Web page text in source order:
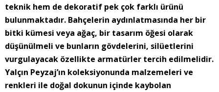
teknik hem de dekoratif pek çok farklı ürünü
bulunmaktadır. Bahçelerin aydınlatmasında her bir
bitki kümesi veya ağaç, bir tasarım öğesi olarak
düşünülmeli ve bunların gövdelerini, silüetlerini
vurgulayacak özellikte armatürler tercih edilmelidir.
Yalçın Peyzaj’ın koleksiyonunda malzemeleri ve
renkleri ile doğal dokunun içinde kaybolan